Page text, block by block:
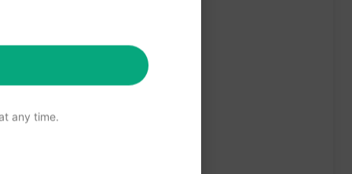
any time.